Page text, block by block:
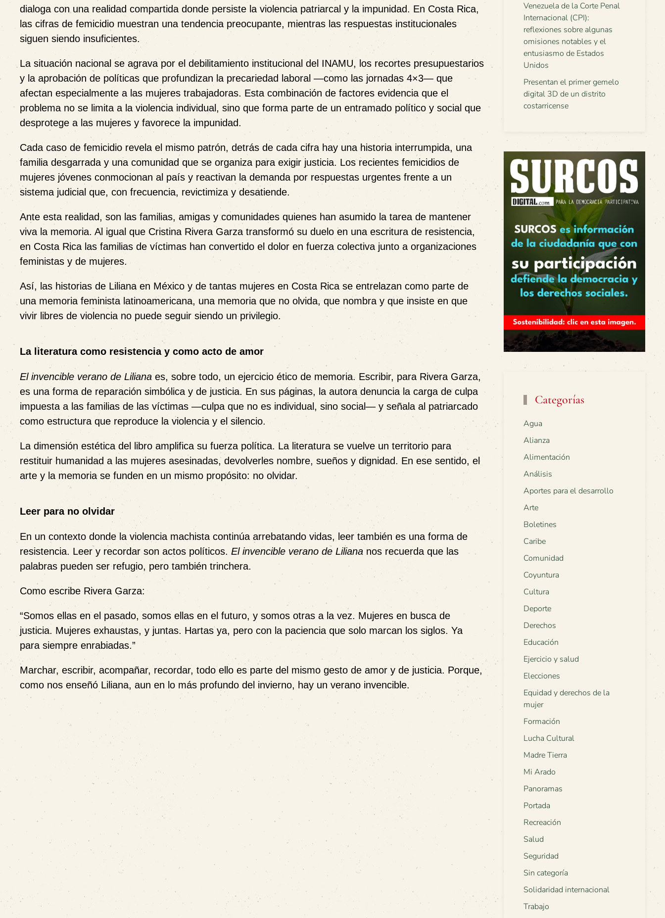
dialoga con una realidad compartida donde persiste la violencia patriarcal y la impunidad. En Costa Rica,
las cifras de femicidio muestran una tendencia preocupante, mientras las respuestas institucionales
siguen siendo insuficientes.
La situación nacional se agrava por el debilitamiento institucional del INAMU, los recortes presupuestarios
y la aprobación de políticas que profundizan la precariedad laboral —como las jornadas 4×3— que
afectan especialmente a las mujeres trabajadoras. Esta combinación de factores evidencia que el
problema no se limita a la violencia individual, sino que forma parte de un entramado político y social que
desprotege a las mujeres y favorece la impunidad.
Cada caso de femicidio revela el mismo patrón, detrás de cada cifra hay una historia interrumpida, una
familia desgarrada y una comunidad que se organiza para exigir justicia. Los recientes femicidios de
mujeres jóvenes conmocionan al país y reactivan la demanda por respuestas urgentes frente a un
sistema judicial que, con frecuencia, revictimiza y desatiende.
Ante esta realidad, son las familias, amigas y comunidades quienes han asumido la tarea de mantener
viva la memoria. Al igual que Cristina Rivera Garza transformó su duelo en una escritura de resistencia,
en Costa Rica las familias de víctimas han convertido el dolor en fuerza colectiva junto a organizaciones
feministas y de mujeres.
Así, las historias de Liliana en México y de tantas mujeres en Costa Rica se entrelazan como parte de
una memoria feminista latinoamericana, una memoria que no olvida, que nombra y que insiste en que
vivir libres de violencia no puede seguir siendo un privilegio.
La literatura como resistencia y como acto de amor
El invencible verano de Liliana es, sobre todo, un ejercicio ético de memoria. Escribir, para Rivera Garza,
es una forma de reparación simbólica y de justicia. En sus páginas, la autora denuncia la carga de culpa
impuesta a las familias de las víctimas —culpa que no es individual, sino social— y señala al patriarcado
como estructura que reproduce la violencia y el silencio.
La dimensión estética del libro amplifica su fuerza política. La literatura se vuelve un territorio para
restituir humanidad a las mujeres asesinadas, devolverles nombre, sueños y dignidad. En ese sentido, el
arte y la memoria se funden en un mismo propósito: no olvidar.
Leer para no olvidar
En un contexto donde la violencia machista continúa arrebatando vidas, leer también es una forma de
resistencia. Leer y recordar son actos políticos. El invencible verano de Liliana nos recuerda que las
palabras pueden ser refugio, pero también trinchera.
Como escribe Rivera Garza:
“Somos ellas en el pasado, somos ellas en el futuro, y somos otras a la vez. Mujeres en busca de
justicia. Mujeres exhaustas, y juntas. Hartas ya, pero con la paciencia que solo marcan los siglos. Ya
para siempre enrabiadas.”
Marchar, escribir, acompañar, recordar, todo ello es parte del mismo gesto de amor y de justicia. Porque,
como nos enseñó Liliana, aun en lo más profundo del invierno, hay un verano invencible.
Venezuela de la Corte Penal
Internacional (CPI):
reflexiones sobre algunas
omisiones notables y el
entusiasmo de Estados
Unidos
Presentan el primer gemelo
digital 3D de un distrito
costarricense
Categorías
Agua
Alianza
Alimentación
Análisis
Aportes para el desarrollo
Arte
Boletines
Caribe
Comunidad
Coyuntura
Cultura
Deporte
Derechos
Educación
Ejercicio y salud
Elecciones
Equidad y derechos de la
mujer
Formación
Lucha Cultural
Madre Tierra
Mi Arado
Panoramas
Portada
Recreación
Salud
Seguridad
Sin categoría
Solidaridad internacional
Trabajo